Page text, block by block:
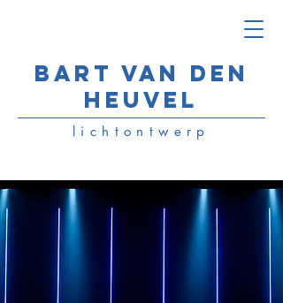
Bart van den
Heuvel
lichtontwerp